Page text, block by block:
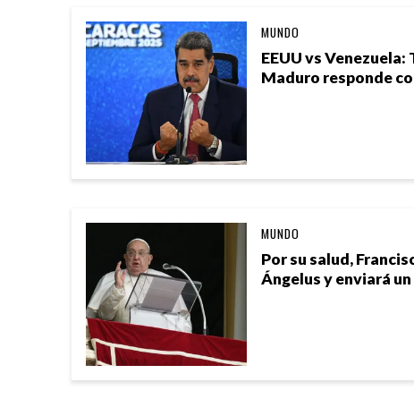
EEUU vs Venezuela:
Maduro responde
MUNDO
Por su salud,
Ángelus y enviará
MUNDO